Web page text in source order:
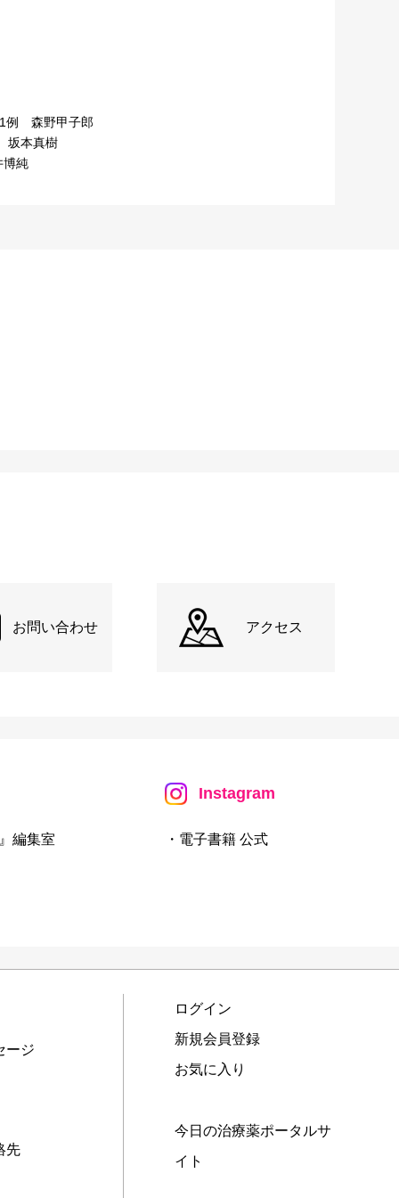
例 森野甲子郎
坂本真樹
純
お問い合わせ アクセス
編集室
Instagram
・電子書籍 公式
ージ
先
ログイン
新規会員登録
お気に入り
今日の治療薬ポータルサ
イト